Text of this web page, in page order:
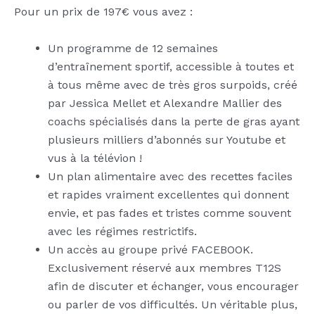
Pour un prix de 197€ vous avez :
Un programme de 12 semaines
d’entraînement sportif, accessible à toutes et
à tous même avec de très gros surpoids, créé
par Jessica Mellet et Alexandre Mallier des
coachs spécialisés dans la perte de gras ayant
plusieurs milliers d’abonnés sur Youtube et
vus à la télévion !
Un plan alimentaire avec des recettes faciles
et rapides vraiment excellentes qui donnent
envie, et pas fades et tristes comme souvent
avec les régimes restrictifs.
Un accès au groupe privé FACEBOOK.
Exclusivement réservé aux membres T12S
afin de discuter et échanger, vous encourager
ou parler de vos difficultés. Un véritable plus,